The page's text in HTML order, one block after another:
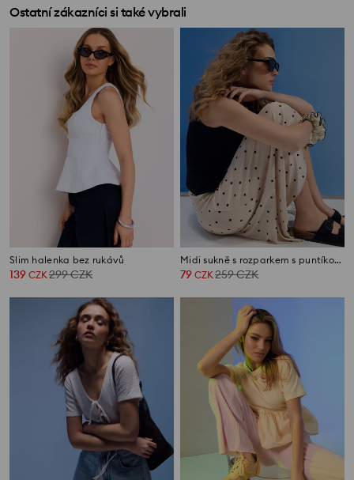
Ostatní zákazníci si také vybrali
Slim halenka bez rukávů
139 CZK299CZK
Midi sukně s rozparkem s puntíkovaným vzorem
79 CZK259CZK